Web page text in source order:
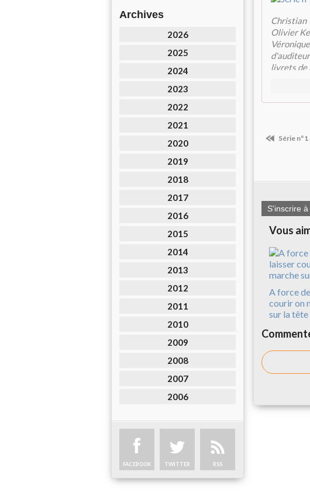
Archives
2026
2025
2024
2023
2022
2021
2020
2019
2018
2017
2016
2015
2014
2013
2012
2011
2010
2009
2008
2007
2006
FACEBOOK TWITTER RSS
Christian
Olivier
livrets de
Série
S'inscrire
Vous
A force
courir on
sur la tête